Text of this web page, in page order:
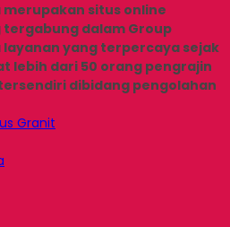
situs online
dalam Group
yang terpercaya sejak
lebih dari 50 orang pengrajin
dibidang pengolahan
Granit